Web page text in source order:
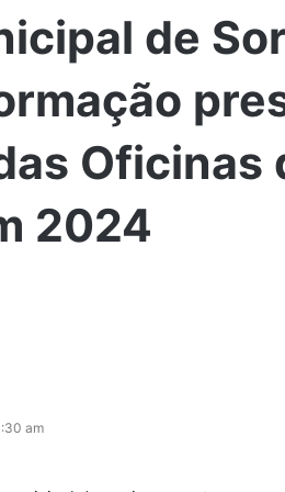
de
Oficinas
2024
am